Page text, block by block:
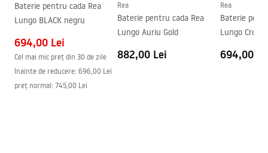
Distanța dintre racorduri
5 ani
Baterie pentru cada Rea
Lungo BLACK negru
694,00 Lei
Cel mai mic preț din 30 de zile
înainte de reducere: 696,00 Lei
preț normal: 745,00 Lei
Rea
Baterie pentru cada Rea
Lungo Auriu Gold
882,00 Lei
Rea
Baterie
Lungo Crom
694,00